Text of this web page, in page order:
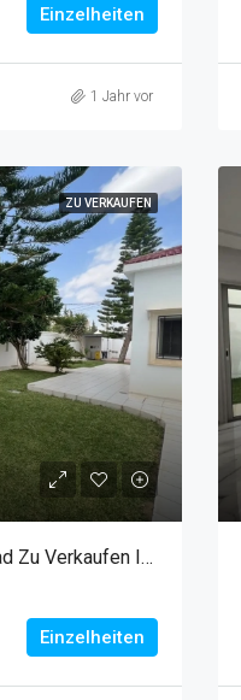
Einzelheiten
1 Jahr vor
ZU VERKAUFEN
Geräumige Villa Mit Schwimmbad Zu Verkaufen In La Soukra
Einzelheiten